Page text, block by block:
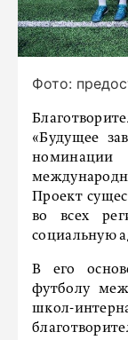
Фото:
«Будущее
Проект
во всех
социальную
В его
футболу
школ-